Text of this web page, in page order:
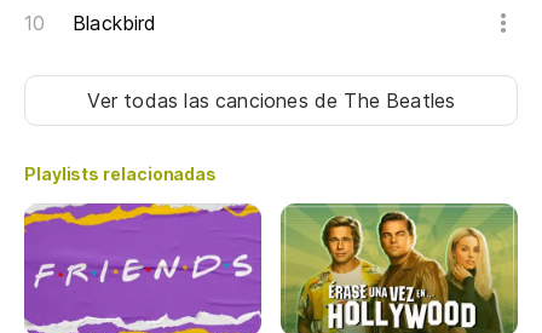
Blackbird
Ver todas las canciones de The Beatles
Playlists relacionadas